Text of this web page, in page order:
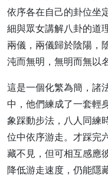
依序各在自己的卦位坐
細與眾女講解八卦的道
兩儀，兩儀歸於陰陽，
沌而無明，無明而無以
這是一個化繁為簡，諸
中，他們練成了一套輕
象踩動步法，八人同練
位中依序游走。才踩完
藏不見，但可相互感應
降低游走速度，仍能隱